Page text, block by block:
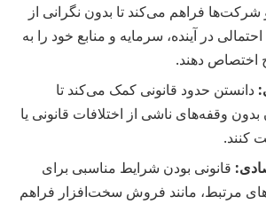
شرکت‌ها فراهم می‌کند تا بدون نگرانی از
در آینده، سرمایه و منابع خود را به
اختصاص دهند.
دانستن حدود قانونی کمک می‌کند تا
بدون وقفه‌های ناشی از اختلافات قانونی یا
کنند.
قانونی بودن شرایط مناسبی برای
مرتبط، مانند فروش سخت‌افزار فراهم